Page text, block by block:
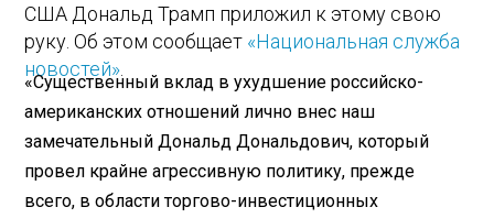
США Дональд Трамп приложил к этому свою
руку. Об этом сообщает «Национальная служба
новостей»
«Существенный вклад в ухудшение российско-
американских отношений лично внес наш
замечательный Дональд Дональдович, который
провел крайне агрессивную политику, прежде
всего, в области торгово-инвестиционных